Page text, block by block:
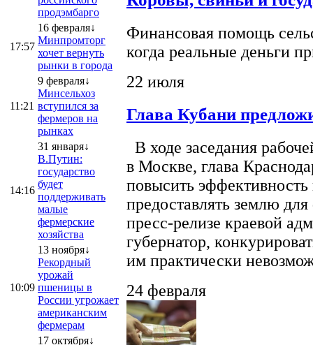
продэмбарго
17:57
16 февраля↓
Минпромторг
хочет вернуть
рынки в города
11:21
9 февраля↓
Минсельхоз
вступился за
фермеров на
рынках
14:16
31 января↓
В.Путин:
государство
будет
поддерживать
малые
фермерские
хозяйства
10:09
13 ноября↓
Рекордный
урожай
пшеницы в
России угрожает
американским
фермерам
17 октября↓
Финансовая помощь
когда реальные деньги
22 июля
Глава Кубани
В ходе заседания
в Москве, глава
повысить эффективность
предоставлять землю
пресс-релизе краевой
губернатор,
им практически
24 февраля